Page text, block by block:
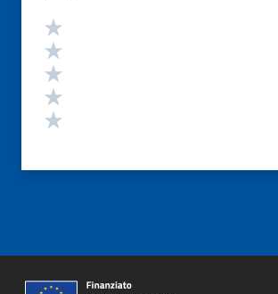
Valutazione